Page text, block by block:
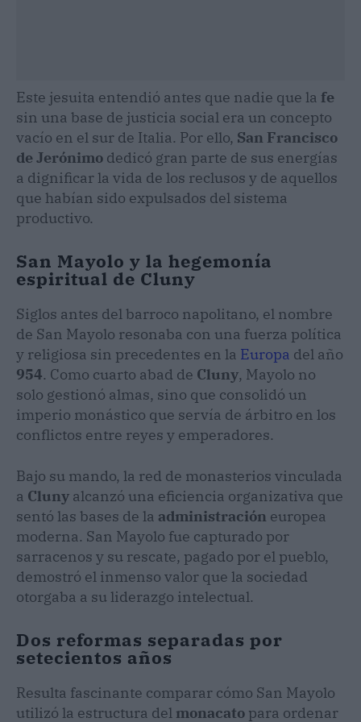
Este jesuita entendió antes que nadie que la fe
sin una base de justicia social era un concepto
vacío en el sur de Italia. Por ello, San Francisco
de Jerónimo dedicó gran parte de sus energías
a dignificar la vida de los reclusos y de aquellos
que habían sido expulsados del sistema
productivo.
San Mayolo y la hegemonía
espiritual de Cluny
Siglos antes del barroco napolitano, el nombre
de San Mayolo resonaba con una fuerza política
y religiosa sin precedentes en la Europa del año
954. Como cuarto abad de Cluny, Mayolo no
solo gestionó almas, sino que consolidó un
imperio monástico que servía de árbitro en los
conflictos entre reyes y emperadores.
Bajo su mando, la red de monasterios vinculada
a Cluny alcanzó una eficiencia organizativa que
sentó las bases de la administración europea
moderna. San Mayolo fue capturado por
sarracenos y su rescate, pagado por el pueblo,
demostró el inmenso valor que la sociedad
otorgaba a su liderazgo intelectual.
Dos reformas separadas por
setecientos años
Resulta fascinante comparar cómo San Mayolo
utilizó la estructura del monacato para ordenar